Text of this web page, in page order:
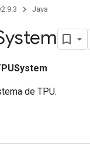
Java
de TPU.